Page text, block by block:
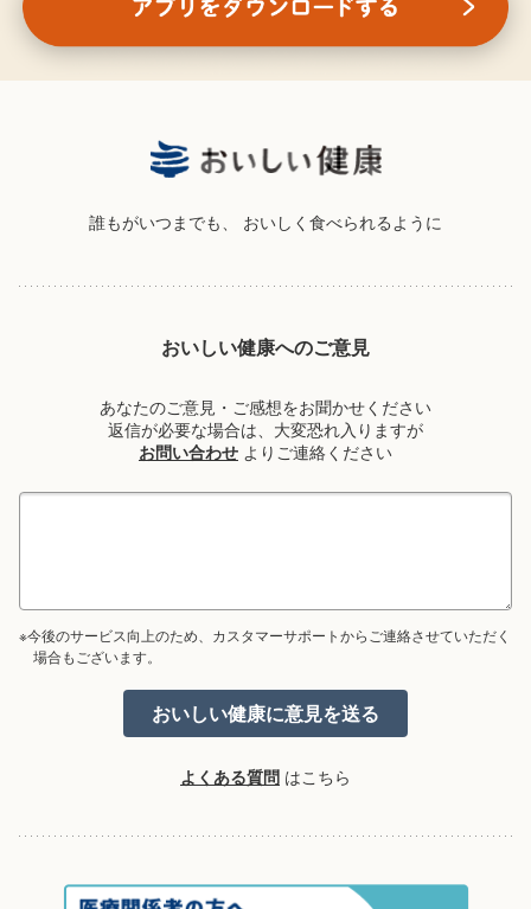
誰もがいつまでも、 おいしく食べられるように
おいしい健康へのご意見
あなたのご意見・ご感想をお聞かせください
返信が必要な場合は、大変恐れ入りますが
お問い合わせ よりご連絡ください
※今後のサービス向上のため、カスタマーサポートからご連絡させていただく
場合もございます。
よくある質問 はこちら